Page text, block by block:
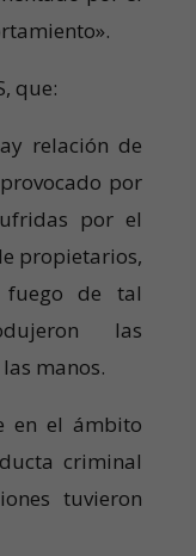
que:
relación de
por
por el
propietarios,
de tal
las
manos.
en el ámbito
criminal
tuvieron